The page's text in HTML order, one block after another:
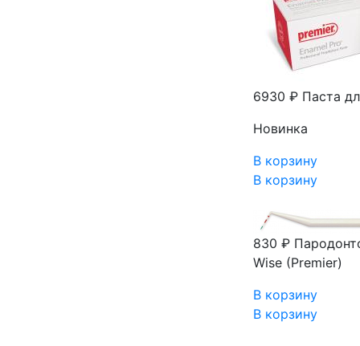
6930 ₽ Паста
Новинка
В корзину
В корзину
830 ₽
Wise (Premier)
В корзину
В корзину